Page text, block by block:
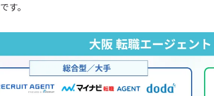
です。